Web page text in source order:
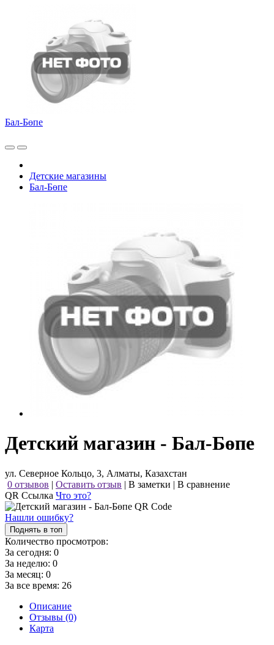
Бал-Бөпе
Детские магазины
Бал-Бөпе
Детский магазин - Бал-Бөпе
ул. Северное Кольцо, 3, Алматы, Казахстан
0 отзывов | Оставить отзыв | В заметки | В сравнение
QR Ссылка Что это?
Нашли ошибку?
Поднять в топ
Количество просмотров:
За сегодня: 0
За неделю: 0
За месяц: 0
За все время: 26
Описание
Отзывы (0)
Карта